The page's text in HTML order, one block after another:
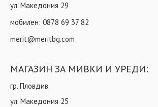
ул. Македония 29
мобилен: 0878 69 37 82
merit@meritbg.com
МАГАЗИН ЗА МИВКИ И УРЕДИ:
гр. Пловдив
ул. Македония 25